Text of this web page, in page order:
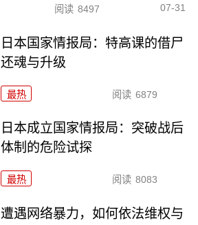
阅读 8497 07-31
日本国家情报局：特高课的借尸
还魂与升级
最热 阅读 6879
日本成立国家情报局：突破战后
体制的危险试探
最热 阅读 8083
遭遇网络暴力，如何依法维权与